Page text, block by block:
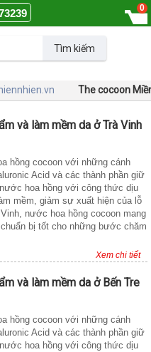
0
Tìm kiếm
The cocoon
và làm mềm da ở Trà Vinh
hồng cocoon với những cánh
Acid và các thành phần giữ
hoa hồng với công thức dịu
mềm, giảm sự xuất hiện của lỗ
nước hoa hồng cocoon mang
bị tốt cho những bước chăm
Xem chi tiết
và làm mềm da ở Bến Tre
hồng cocoon với những cánh
Acid và các thành phần giữ
hoa hồng với công thức dịu